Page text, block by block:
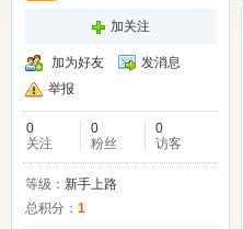
加关注
加为好友
发消息
举报
0
关注
0
粉丝
0
访客
等级： 新手上路
总积分： 1